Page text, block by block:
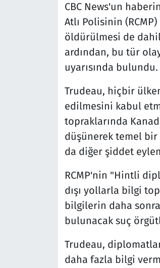
CBC News'un
Atlı Polisinin
öldürülmesi de
ardından, bu tür
uyarısında bulundu.
Trudeau, hiçbir
edilmesini kabul
topraklarında
düşünerek temel bir
da diğer şiddet
RCMP'nin "Hintli
dışı yollarla bilgi
bilgilerin daha
bulunacak suç
Trudeau,
daha fazla bilgi